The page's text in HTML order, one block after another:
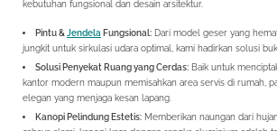
kebutuhan fungsional dan desain arsitektur.
Pintu & Jendela Fungsional: Dari model geser yang
jungkit untuk sirkulasi udara optimal, kami hadirkan solusi
Solusi Penyekat Ruang yang Cerdas: Baik untuk
kantor modern maupun memisahkan area servis di rumah,
elegan yang menjaga kesan lapang.
Kanopi Pelindung Estetis: Memberikan naungan dari